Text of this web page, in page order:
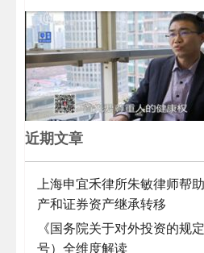
近期文章
上海申宜禾律所朱敏律师帮
产和证券资产继承转移
《国务院关于对外投资的规
号）全维度解读